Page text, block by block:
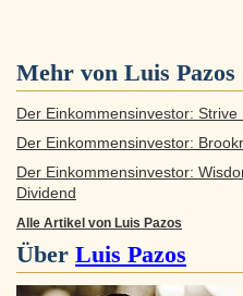
Mehr von Luis Pazos
Der Einkommensinvestor:
Der Einkommensinvestor:
Der Einkommensinvestor:
Dividend
Alle Artikel von Luis Pazos
Über Luis Pazos